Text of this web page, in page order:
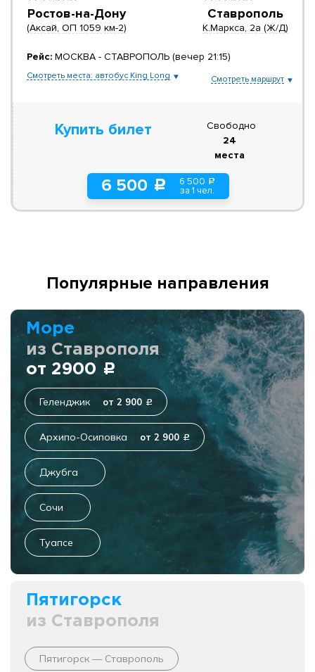
Ростов-на-Дону
(Аксай, ОП 1059 км-2)
Ставрополь
К.Маркса, 2а (Ж/Д)
Рейс: МОСКВА - СТАВРОПОЛЬ (вечер 21:15)
Смотреть места: автобус King Long Смотреть маршрут
Купить билет
6 500 c 6 500 a
за 1 чел.
Свободно
24
места
Популярные направления
Море
из Ставрополя
от 2900 c
Геленджик от 2 900 c
Архипо-Осиповка от 2 900 c
Джубга
Сочи
Туапсе
Пятигорск
из Ставрополя
Пятигорск — Ставрополь